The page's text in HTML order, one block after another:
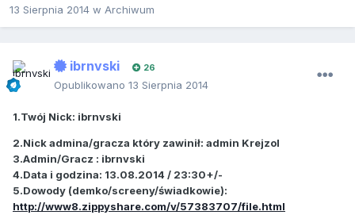
13 Sierpnia 2014 w Archiwum
ibrnvski 26
Opublikowano 13 Sierpnia 2014
1.Twój Nick: ibrnvski
2.Nick admina/gracza który zawinił: admin Krejzol
3.Admin/Gracz : ibrnvski
4.Data i godzina: 13.08.2014 / 23:30+/-
5.Dowody (demko/screeny/świadkowie):
http://www8.zippyshare.com/v/57383707/file.html